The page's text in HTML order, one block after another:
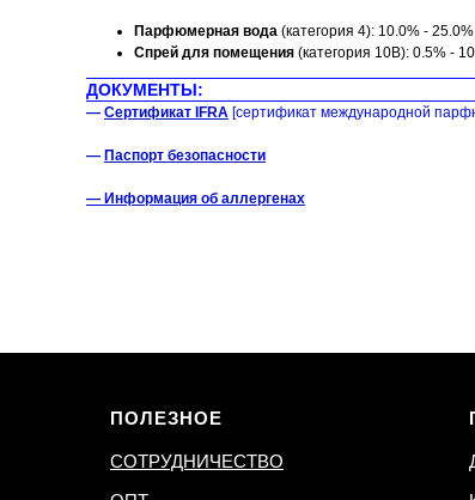
Парфюмерная вода (категория 4): 10.0% - 25.0%
Спрей для помещения (категория 10B): 0.5% -
ДОКУМЕНТЫ:
— Сертификат IFRA [сертификат международной
— Паспорт безопасности
— Информация об аллергенах
ПОЛЕЗНОЕ
СОТРУДНИЧЕСТВО